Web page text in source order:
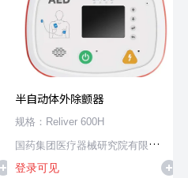
半自动体外除颤器
规格：Reliver 600H
国药集团医疗器械研究院有限公
司
登录可见